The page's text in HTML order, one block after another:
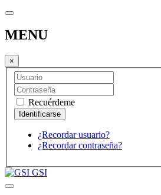
MENU
×
Recuérdeme
¿Recordar usuario?
¿Recordar contraseña?
GSI